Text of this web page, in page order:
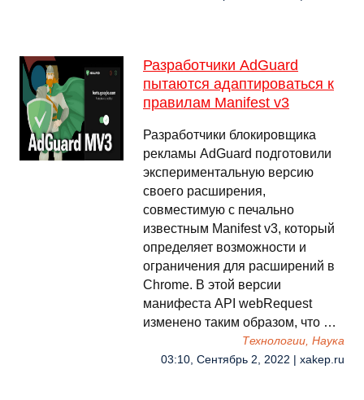
Разработчики AdGuard
пытаются адаптироваться к
правилам Manifest v3
Разработчики блокировщика
рекламы AdGuard подготовили
экспериментальную версию
своего расширения,
совместимую с печально
известным Manifest v3, который
определяет возможности и
ограничения для расширений в
Chrome. В этой версии
манифеста API webRequest
изменено таким образом, что …
Технологии, Наука
03:10, Сентябрь 2, 2022 | xakep.ru